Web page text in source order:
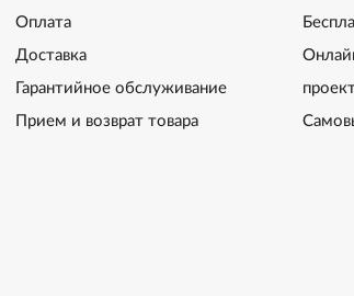
Оплата
Доставка
Гарантийное обслуживание
Прием и возврат товара